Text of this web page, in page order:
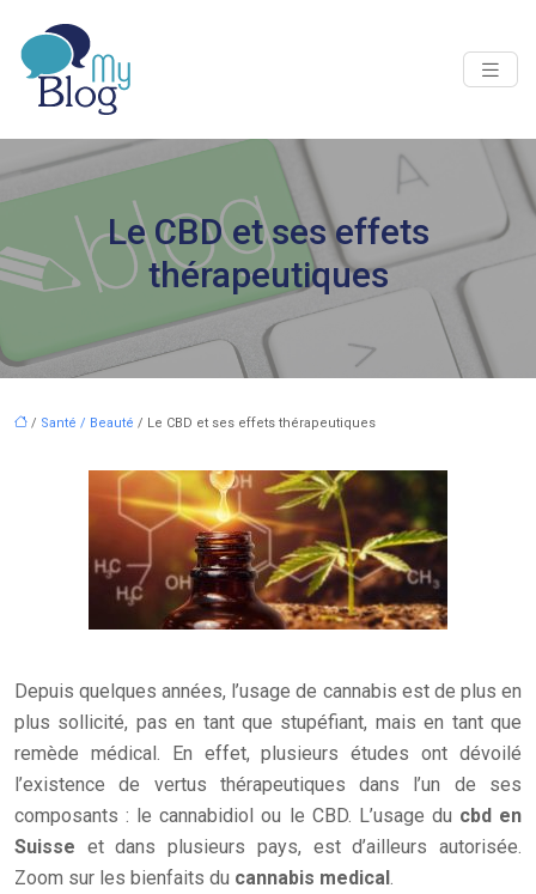
Le CBD et ses effets
thérapeutiques
/ Santé / Beauté / Le CBD et ses effets thérapeutiques
Depuis quelques années, l’usage de cannabis est de plus en
plus sollicité, pas en tant que stupéfiant, mais en tant que
remède médical. En effet, plusieurs études ont dévoilé
l’existence de vertus thérapeutiques dans l’un de ses
composants : le cannabidiol ou le CBD. L’usage du cbd en
Suisse et dans plusieurs pays, est d’ailleurs autorisée.
Zoom sur les bienfaits du cannabis medical.